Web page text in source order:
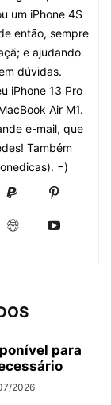
um iPhone 4S
então, sempre
e ajudando
dúvidas.
iPhone 13 Pro
Air M1.
e-mail, que
Também
=)
para
2026